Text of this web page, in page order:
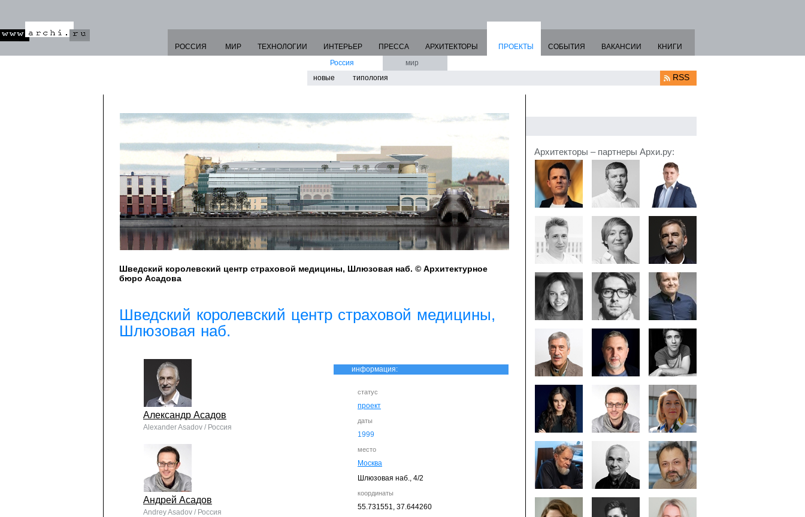
РОССИЯ МИР ТЕХНОЛОГИИ ИНТЕРЬЕР ПРЕССА АРХИТЕКТОРЫ
ПРОЕКТЫ
Россия
новые
типология
мир
СОБЫТИЯ ВАКАНСИИ КНИГИ
RSS
Шведский королевский центр страховой медицины, Шлюзовая наб. © Архитектурное
бюро Асадова
Шведский королевский центр страховой медицины,
Шлюзовая наб.
информация:
статус
проект
даты
1999
место
Москва
Шлюзовая наб., 4/2
координаты
55.731551, 37.644260
Александр Асадов
Alexander Asadov / Россия
Андрей Асадов
Andrey Asadov / Россия
Архитекторы – партнеры Архи.ру: